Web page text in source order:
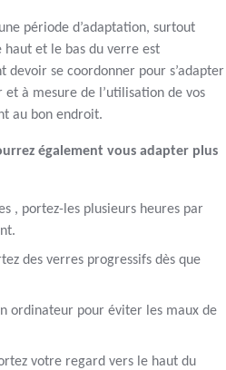
période d’adaptation, surtout
et le bas du verre est
se coordonner pour s’adapter
à mesure de l’utilisation de vos
au bon endroit.
également vous adapter plus
, portez-les plusieurs heures par
des verres progressifs dès que
ordinateur pour éviter les maux de
votre regard vers le haut du